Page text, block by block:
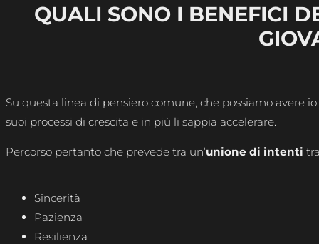
QUALI SONO I BENEFICI
Su questa linea di pensiero comune, che possiamo avere
suoi processi di crescita e in più li sappia accelerare.
Percorso pertanto che prevede tra un’unione di intenti
Sincerità
Pazienza
Resilienza